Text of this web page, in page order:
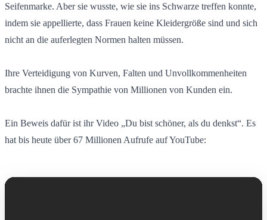
Seifenmarke. Aber sie wusste, wie sie ins Schwarze treffen konnte,
indem sie appellierte, dass Frauen keine Kleidergröße sind und sich
nicht an die auferlegten Normen halten müssen.
Ihre Verteidigung von Kurven, Falten und Unvollkommenheiten
brachte ihnen die Sympathie von Millionen von Kunden ein.
Ein Beweis dafür ist ihr Video „Du bist schöner, als du denkst“. Es
hat bis heute über 67 Millionen Aufrufe auf YouTube: